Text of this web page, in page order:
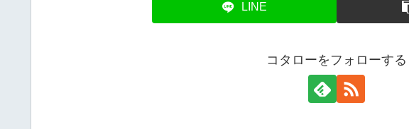
LINE
コタローをフォローする